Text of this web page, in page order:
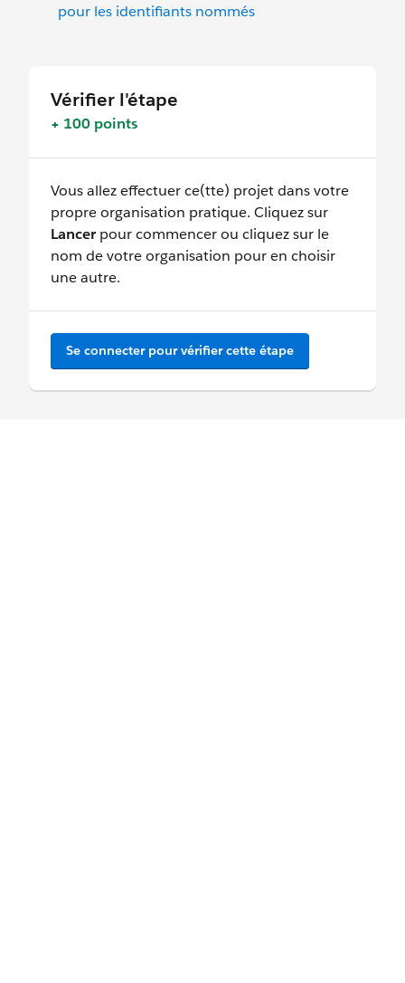
pour les identifiants nommés
Vérifier l'étape
+ 100 points
Vous allez effectuer ce(tte) projet dans votre
propre organisation pratique. Cliquez sur
Lancerpour commencer ou cliquez sur le
nom de votre organisation pour en choisir
une autre.
Se connecter pour vérifier cette étape